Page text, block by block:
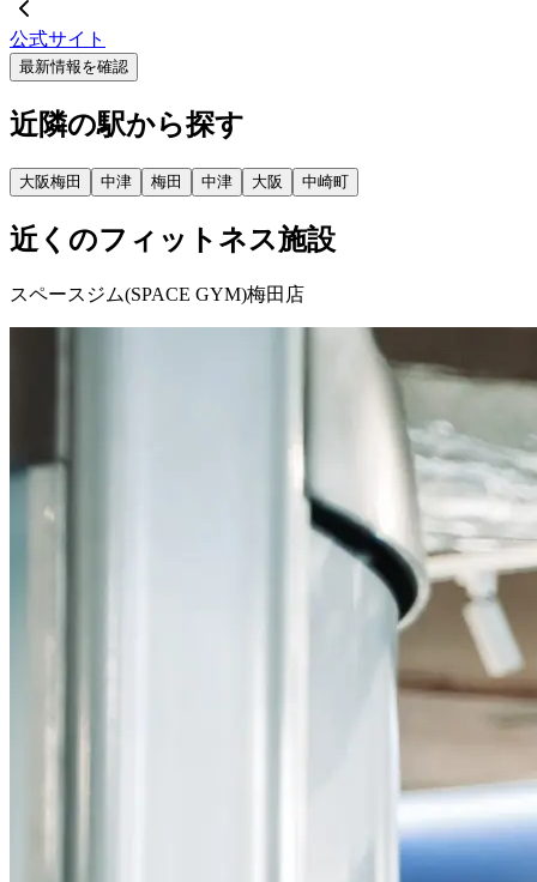
公式サイト
最新情報を確認
近隣の駅から探す
大阪梅田 中津 梅田 中津 大阪 中崎町
近くのフィットネス施設
スペースジム(SPACE GYM)梅田店